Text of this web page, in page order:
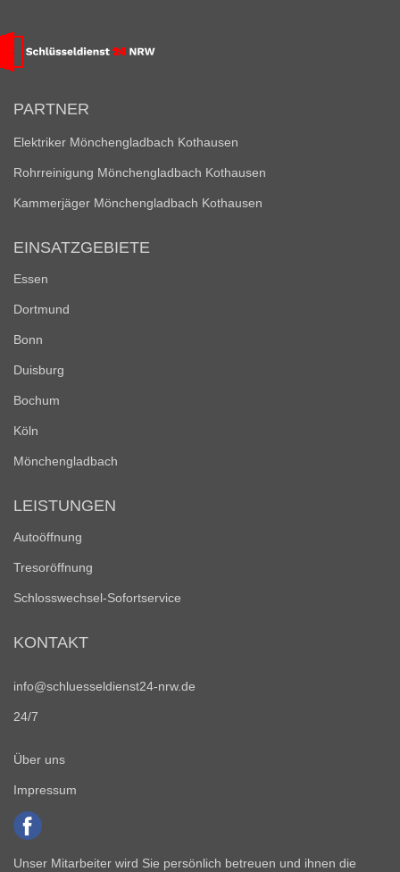
PARTNER
Elektriker Mönchengladbach Kothausen
Rohrreinigung Mönchengladbach Kothausen
Kammerjäger Mönchengladbach Kothausen
EINSATZGEBIETE
Essen
Dortmund
Bonn
Duisburg
Bochum
Köln
Mönchengladbach
LEISTUNGEN
Autoöffnung
Tresoröffnung
Schlosswechsel-Sofortservice
KONTAKT
info@schluesseldienst24-nrw.de
24/7
Über uns
Impressum
Unser Mitarbeiter wird Sie persönlich betreuen und ihnen die